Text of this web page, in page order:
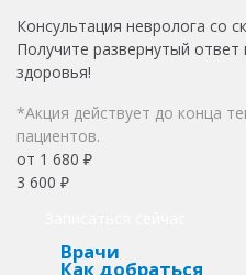
Консультация невролога со
Получите развернутый
здоровья!
*Акция действует до конца
пациентов.
от 1 680 ₽
3 600 ₽
Врачи
Как добраться